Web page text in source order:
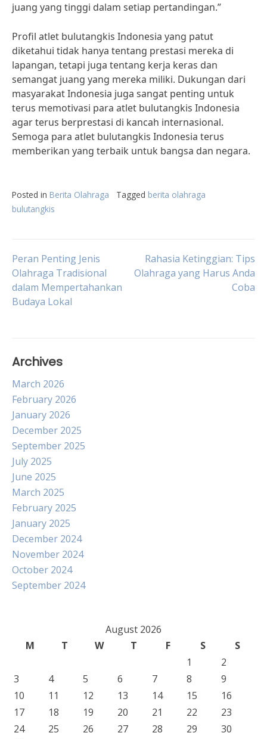
juang yang tinggi dalam setiap pertandingan.”
Profil atlet bulutangkis Indonesia yang patut
diketahui tidak hanya tentang prestasi mereka di
lapangan, tetapi juga tentang kerja keras dan
semangat juang yang mereka miliki. Dukungan dari
masyarakat Indonesia juga sangat penting untuk
terus memotivasi para atlet bulutangkis Indonesia
agar terus berprestasi di kancah internasional.
Semoga para atlet bulutangkis Indonesia terus
memberikan yang terbaik untuk bangsa dan negara.
Posted in Berita Olahraga Tagged berita olahraga
bulutangkis
Post
navigation
Peran Penting Jenis
Olahraga Tradisional
dalam Mempertahankan
Budaya Lokal
Rahasia Ketinggian: Tips
Olahraga yang Harus Anda
Coba
Archives
March 2026
February 2026
January 2026
December 2025
September 2025
July 2025
June 2025
March 2025
February 2025
January 2025
December 2024
November 2024
October 2024
September 2024
August 2026
M
T W T F S
S
1
2
3
4 5 6 7 8
9
10
11 12 13 14 15
16
17
18 19 20 21 22
23
24
25 26 27 28 29
30